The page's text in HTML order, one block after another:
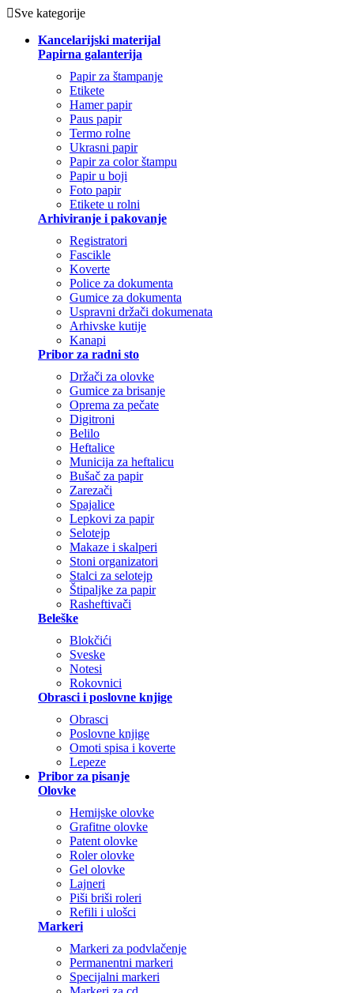
Sve kategorije
Kancelarijski materijal
Papirna galanterija
Papir za štampanje
Etikete
Hamer papir
Paus papir
Termo rolne
Ukrasni papir
Papir za color štampu
Papir u boji
Foto papir
Etikete u rolni
Arhiviranje i pakovanje
Registratori
Fascikle
Koverte
Police za dokumenta
Gumice za dokumenta
Uspravni držači dokumenata
Arhivske kutije
Kanapi
Pribor za radni sto
Držači za olovke
Gumice za brisanje
Oprema za pečate
Digitroni
Belilo
Heftalice
Municija za heftalicu
Bušač za papir
Zarezači
Spajalice
Lepkovi za papir
Selotejp
Makaze i skalperi
Stoni organizatori
Stalci za selotejp
Štipaljke za papir
Rasheftivači
Beleške
Blokčići
Sveske
Notesi
Rokovnici
Obrasci i poslovne knjige
Obrasci
Poslovne knjige
Omoti spisa i koverte
Lepeze
Pribor za pisanje
Olovke
Hemijske olovke
Grafitne olovke
Patent olovke
Roler olovke
Gel olovke
Lajneri
Piši briši roleri
Refili i ulošci
Markeri
Markeri za podvlačenje
Permanentni markeri
Specijalni markeri